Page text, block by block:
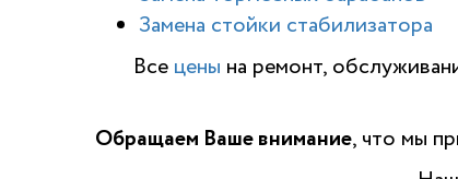
Замена стойки стабилизатора
Все цены на ремонт,
Обращаем Ваше внимание, что мы